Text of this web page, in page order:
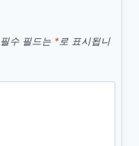
필수 필드는 *로 표시됩니